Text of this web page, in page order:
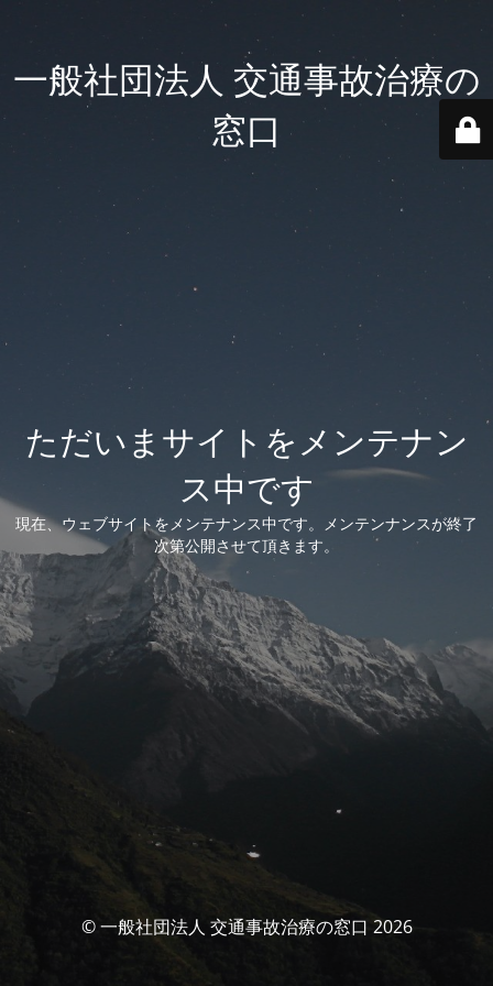
一般社団法人 交通事故治療の
窓口
ただいまサイトをメンテナン
ス中です
現在、ウェブサイトをメンテナンス中です。メンテンナンスが終了
次第公開させて頂きます。
© 一般社団法人 交通事故治療の窓口 2026